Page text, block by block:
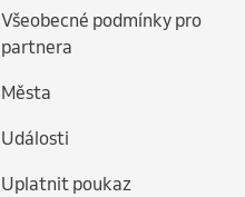
Všeobecné podmínky pro
partnera
Města
Události
Uplatnit poukaz